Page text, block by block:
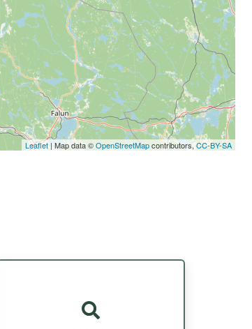
Leaflet | Map data ©OpenStreetMapcontributors, CC-BY-SA